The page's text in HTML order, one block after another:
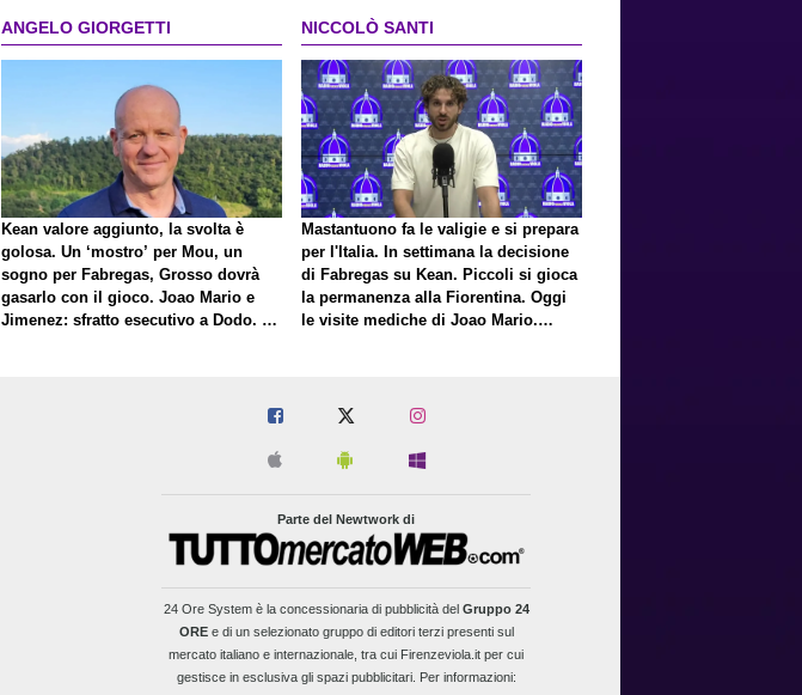
ANGELO GIORGETTI
Kean valore aggiunto, la svolta è
golosa. Un ‘mostro’ per Mou, un
sogno per Fabregas, Grosso dovrà
gasarlo con il gioco. Joao Mario e
Jimenez: sfratto esecutivo a Dodo. E
NICCOLÒ SANTI
Mastantuono fa le valigie e si prepara
per l'Italia. In settimana la decisione
di Fabregas su Kean. Piccoli si gioca
la permanenza alla Fiorentina. Oggi
le visite mediche di Joao Mario.
Parte del Newtwork di
24 Ore Systemè la concessionaria di pubblicità del Gruppo 24
OREe di un selezionato gruppo di editori terzi presenti sul
mercato italiano e internazionale, tra cui Firenzeviola.it per cui
gestisce in esclusiva gli spazi pubblicitari. Per informazioni: